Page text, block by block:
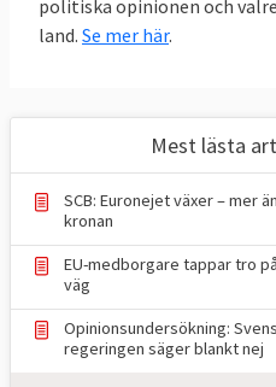
politiska opinionen och
land. Se mer här.
Mest lästa
SCB: Euronejet växer – mer
kronan
EU-medborgare tappar tro
väg
Opinionsundersökning:
regeringen säger blankt nej